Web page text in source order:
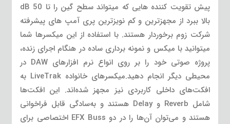
پیش تقویت کننده هایی که میتواند سطح گین را تا 50 dB
بالا ببرد از مجهزترین و کم نویزترین پری آمپ های پیشرفته
شرکت زوم برخوردار هستند. با استفاده از این میکسرها شما
میتوانید با میکس و نمونه برداری ساده در هنگام اجرای زنده،
پروژه صوتی خود را بر روی انواع نرم افزارهای DAW در
محیطی دیگر انجام دهید.میکسرهای خانواده LiveTrak به
افکت‌های داخلی کاربردی نیز مجهز شده‌اند. این افکت‌ها
شامل Reverb و Delay هستند و به‌سادگی قابل فراخوانی
هستند و می‌توان آن‌ها را در دو EFX Buss اختصاصی برای